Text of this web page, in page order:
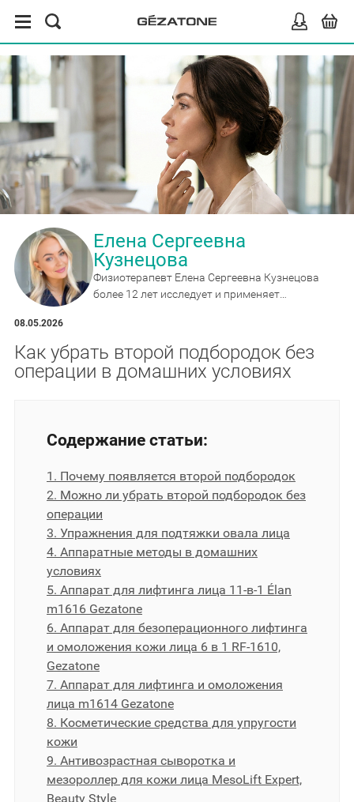
Елена Сергеевна
Кузнецова
Физиотерапевт Елена Сергеевна Кузнецова
более 12 лет исследует и применяет
гаджетам для дома.
08.05.2026
Как убрать второй подбородок без
операции в домашних условиях
Содержание статьи:
1. Почему появляется второй подбородок
2. Можно ли убрать второй подбородок без
операции
3. Упражнения для подтяжки овала лица
4. Аппаратные методы в домашних
условиях
5. Аппарат для лифтинга лица 11-в-1 Élan
m1616 Gezatone
6. Аппарат для безоперационного лифтинга
и омоложения кожи лица 6 в 1 RF-1610,
Gezatone
7. Аппарат для лифтинга и омоложения
лица m1614 Gezatone
8. Косметические средства для упругости
кожи
9. Антивозрастная сыворотка и
мезороллер для кожи лица MesoLift Expert,
Beauty Style